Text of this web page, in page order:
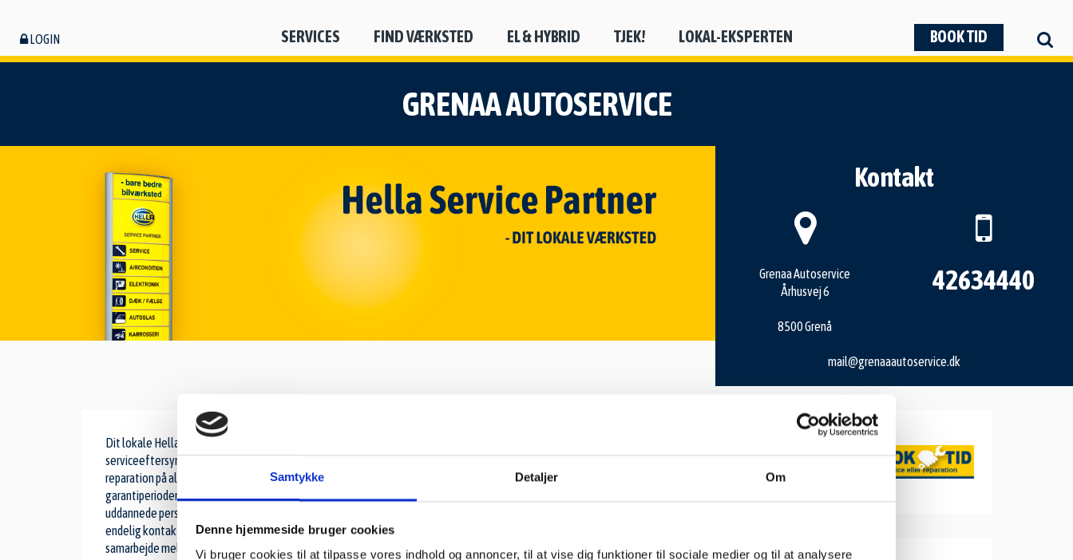
Samtykke Detaljer Om
Denne hjemmeside bruger cookies
Vi bruger cookies til at tilpasse vores indhold og annoncer, til at vise dig funktioner til sociale medier og til at analysere
SERVICES FIND VÆRKSTED EL & HYBRID BOOK TID
TJEK! LOKAL-EKSPERTEN
LOGIN
GRENAA AUTOSERVICE
Kontakt
Grenaa Autoservice
Århusvej 6
8500 Grenå
42634440
mail@grenaaautoservice.dk
Dit lokale Hella Service Partner bilværksted er os. Uanset om det drejer sig om skifte af dæk eller et stort
serviceeftersyn, er det en mekaniker, der byder velkommen til dig og din bil. Hos os udfører vi både service og
reparation på alle bilmærker. Det gælder naturligvis også nye biler som repareres og serviceres inden for
garantiperioden, at disse beholder den oprindelige fabriksgaranti. At bilen bliver serviceret efter alle principper af vores
uddannede personale, lægger vi stor vægt på, og ligeledes at vi tilbyder forskellige typer af serviceløsninger. Tag
endelig kontakt til os for at få mere information om dette. Tillid i øjenhøjde er meget vigtigt for os. Der er tale om
samarbejde mellem os og kunden, ikke blot en handel. Bare bedre bilværksted – kalder vi det, og vi ser frem til at se dig